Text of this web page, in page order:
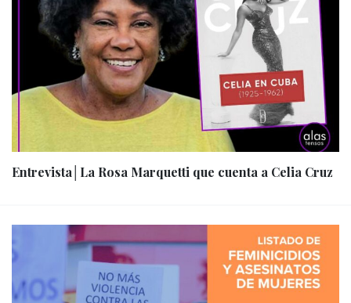
Entrevista│La Rosa Marquetti que cuenta a Celia Cruz